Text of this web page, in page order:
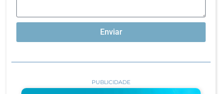
Enviar
PUBLICIDADE